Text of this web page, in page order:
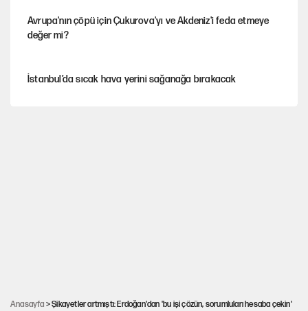
Avrupa'nın çöpü için Çukurova'yı ve Akdeniz'i feda etmeye
değer mi?
İstanbul’da sıcak hava yerini sağanağa bırakacak
Anasayfa > Şikayetler artmıştı: Erdoğan'dan 'bu işi çözün, sorumluları hesaba çekin'